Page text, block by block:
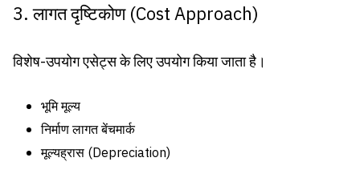
3. लागत दृष्टिकोण (Cost Approach)
विशेष-उपयोग एसेट्स के लिए उपयोग किया जाता है।
भूमि मूल्य
निर्माण लागत बेंचमार्क
मूल्यह्रास (Depreciation)